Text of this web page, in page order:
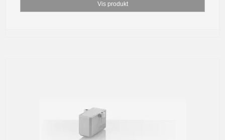
Vis produkt